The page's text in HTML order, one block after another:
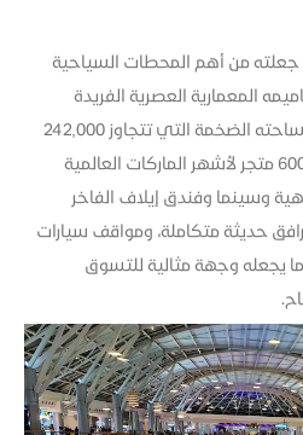
من أهم المحطات السياحية
المعمارية العصرية الفريدة
وواجهته الزجاجية اللامعة، ومساحته الضخمة التي تتجاوز 242,000
متر مربع، والتي تضم أكثر من 600 متجر لأشهر الماركات العالمية
وسينما وفندق إيلاف الفاخر
حديثة متكاملة، ومواقف سيارات
5000 مركبة، مما يجعله وجهة مثالية للتسوق